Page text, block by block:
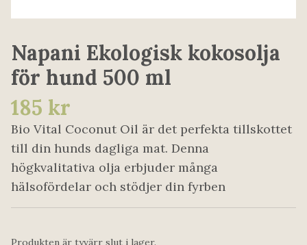
Napani Ekologisk kokosolja
för hund 500 ml
185 kr
Bio Vital Coconut Oil är det perfekta tillskottet
till din hunds dagliga mat. Denna
högkvalitativa olja erbjuder många
hälsofördelar och stödjer din fyrben
Produkten är tyvärr slut i lager.